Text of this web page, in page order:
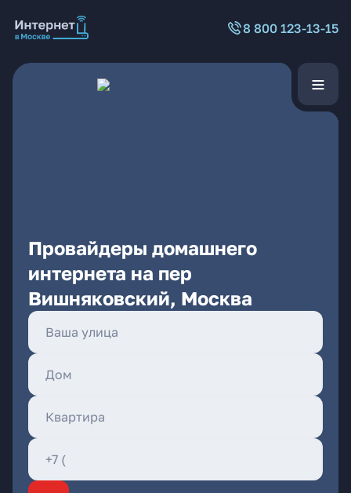
8 800 123-13-15
Провайдеры домашнего
интернета на пер
Вишняковский, Москва